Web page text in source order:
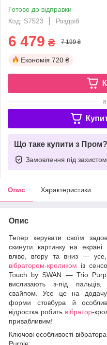
Готово до відправки
Код: S7523
Роздріб
6 479 ₴ 7 199 ₴
Економія 720 ₴
Що таке купити з Пром?
Замовлення під захистом
Опис Характеристики
Опис
Тепер керувати своїм
скинути картинку на
вліво, вгору та вниз —
вібратором-кроликом із
Touch by SWAN — Trio
вислизають з-під пальців,
свайпом. Усе це на додачу
форми стовбура й
відростка робить вібратор-
привабливим!
Ключові особливості
Purple: